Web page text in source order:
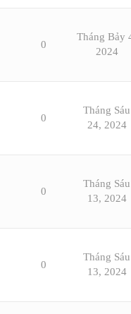
0
Tháng Bảy
2024
0
Tháng Sáu
24, 2024
0
Tháng Sáu
13, 2024
0
Tháng Sáu
13, 2024